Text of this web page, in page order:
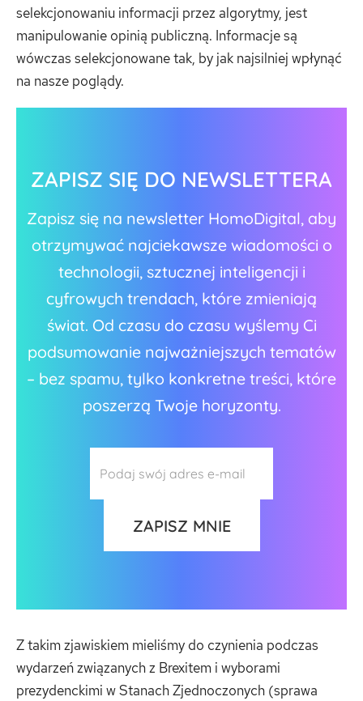
selekcjonowaniu informacji przez algorytmy, jest
manipulowanie opinią publiczną. Informacje są
wówczas selekcjonowane tak, by jak najsilniej wpłynąć
na nasze poglądy.
ZAPISZ SIĘ DO NEWSLETTERA
Zapisz się na newsletter HomoDigital, aby
otrzymywać najciekawsze wiadomości o
technologii, sztucznej inteligencji i
cyfrowych trendach, które zmieniają
świat. Od czasu do czasu wyślemy Ci
podsumowanie najważniejszych tematów
– bez spamu, tylko konkretne treści, które
poszerzą Twoje horyzonty.
Z takim zjawiskiem mieliśmy do czynienia podczas
wydarzeń związanych z Brexitem i wyborami
prezydenckimi w Stanach Zjednoczonych (sprawa